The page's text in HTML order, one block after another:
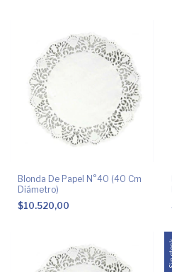
Blonda De Papel N°40 (40 Cm
Diámetro)
$10.520,00